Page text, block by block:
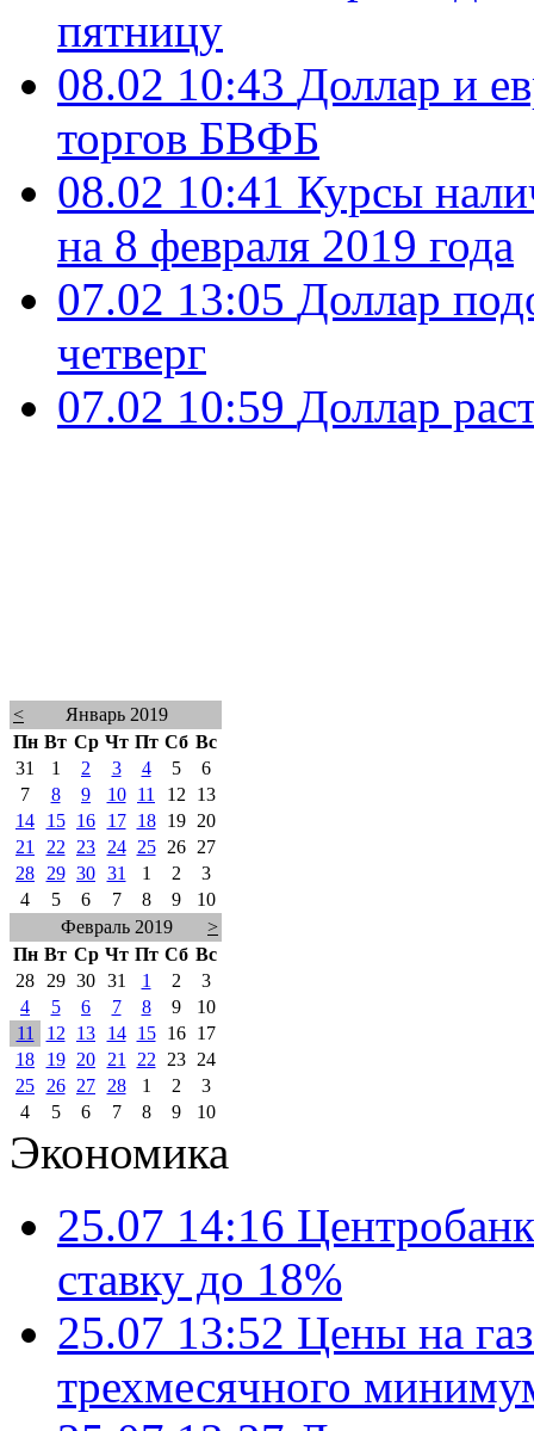
пятницу
08.02 10:43 Доллар и
торгов БВФБ
08.02 10:41 Курсы
на 8 февраля 2019 года
07.02 13:05 Доллар
четверг
07.02 10:59 Доллар
<
Январь 2019
Пн Вт Ср Чт Пт Сб Вс
31
1 2 3 4 5
6
7
8 9 10 11 12
13
14
15 16 17 18 19
20
21
22 23 24 25 26
27
28
29 30 31 1 2
3
4
5 6 7 8 9
10
Февраль 2019
>
Пн Вт Ср Чт Пт Сб Вс
28
29 30 31 1 2
3
4
5 6 7 8 9
10
11
12 13 14 15 16
17
18
19 20 21 22 23
24
25
26 27 28 1 2
3
4
5 6 7 8 9 10
Экономика
25.07 14:16
ставку до 18%
25.07 13:52 Цены на
трехмесячного